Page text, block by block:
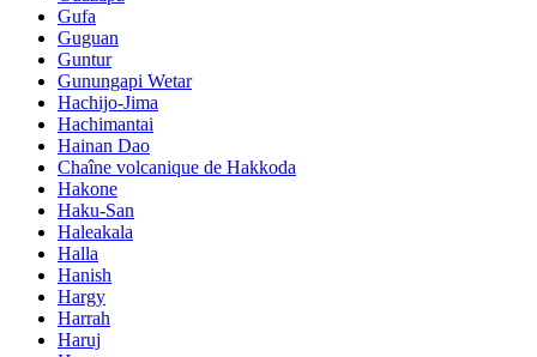
Gufa
Guguan
Guntur
Gunungapi Wetar
Hachijo-Jima
Hachimantai
Hainan Dao
Chaîne volcanique de Hakkoda
Hakone
Haku-San
Haleakala
Halla
Hanish
Hargy
Harrah
Haruj